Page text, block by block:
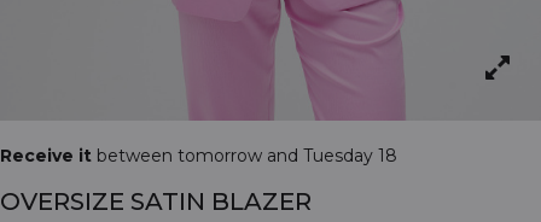
Receive it between tomorrow and Tuesday 18
OVERSIZE SATIN BLAZER